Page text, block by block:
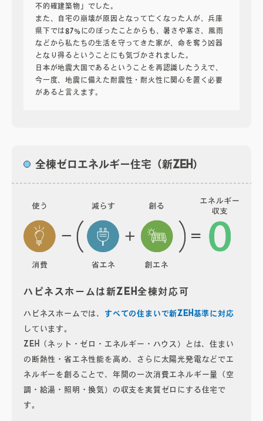
不的確建築物」でした。
また、自宅の崩壊が原因となって亡くなった人が、兵庫
県下では87%にのぼったことからも、暑さや寒さ、風雨
などから私たちの生活を守ってきた家が、命を奪う凶器
となり得るということにも気づかされました。
日本が地震大国であるということを再認識したうえで、
今一度、地震に備えた耐震性・耐火性に関心を置く必要
があると言えます。
全棟ゼロエネルギー住宅（新ZEH）
ハピネスホームは新ZEH全棟対応可
ハピネスホームでは、 すべての住まいで新ZEH基準に対応
しています。
ZEH（ネット・ゼロ・エネルギー・ハウス）とは、住まい
の断熱性・省エネ性能を高め、さらに太陽光発電などでエ
ネルギーを創ることで、年間の一次消費エネルギー量（空
調・給湯・照明・換気）の収支を実質ゼロにする住宅で
す。